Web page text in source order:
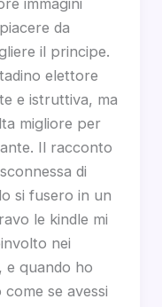
da
il principe.
elettore
e istruttiva, ma
migliore per
Il racconto
di
si fusero in un
le kindle mi
nei
e quando ho
se avessi